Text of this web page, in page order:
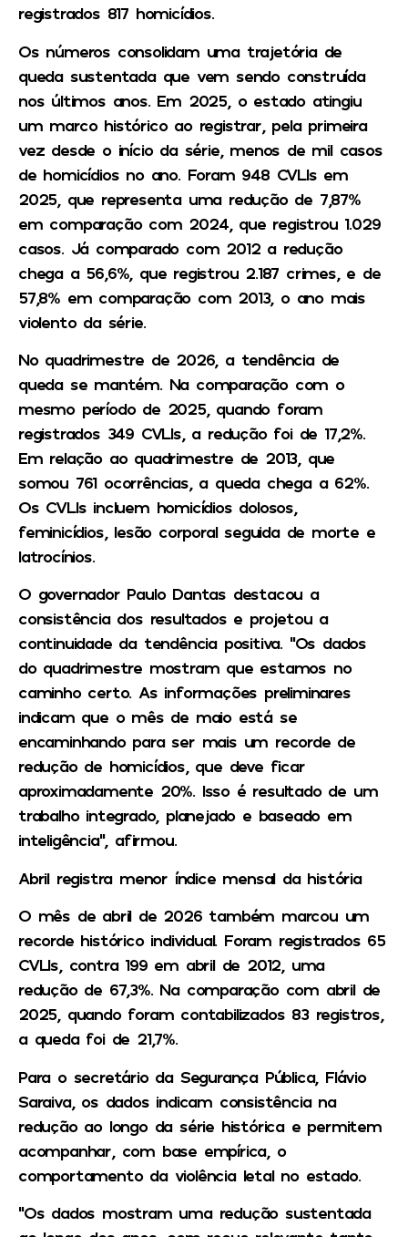
registrados 817 homicídios.
Os números consolidam uma trajetória de
queda sustentada que vem sendo construída
nos últimos anos. Em 2025, o estado atingiu
um marco histórico ao registrar, pela primeira
vez desde o início da série, menos de mil casos
de homicídios no ano. Foram 948 CVLIs em
2025, que representa uma redução de 7,87%
em comparação com 2024, que registrou 1.029
casos. Já comparado com 2012 a redução
chega a 56,6%, que registrou 2.187 crimes, e de
57,8% em comparação com 2013, o ano mais
violento da série.
No quadrimestre de 2026, a tendência de
queda se mantém. Na comparação com o
mesmo período de 2025, quando foram
registrados 349 CVLIs, a redução foi de 17,2%.
Em relação ao quadrimestre de 2013, que
somou 761 ocorrências, a queda chega a 62%.
Os CVLIs incluem homicídios dolosos,
feminicídios, lesão corporal seguida de morte e
latrocínios.
O governador Paulo Dantas destacou a
consistência dos resultados e projetou a
continuidade da tendência positiva. “Os dados
do quadrimestre mostram que estamos no
caminho certo. As informações preliminares
indicam que o mês de maio está se
encaminhando para ser mais um recorde de
redução de homicídios, que deve ficar
aproximadamente 20%. Isso é resultado de um
trabalho integrado, planejado e baseado em
inteligência”, afirmou.
Abril registra menor índice mensal da história
O mês de abril de 2026 também marcou um
recorde histórico individual. Foram registrados 65
CVLIs, contra 199 em abril de 2012, uma
redução de 67,3%. Na comparação com abril de
2025, quando foram contabilizados 83 registros,
a queda foi de 21,7%.
Para o secretário da Segurança Pública, Flávio
Saraiva, os dados indicam consistência na
redução ao longo da série histórica e permitem
acompanhar, com base empírica, o
comportamento da violência letal no estado.
“Os dados mostram uma redução sustentada